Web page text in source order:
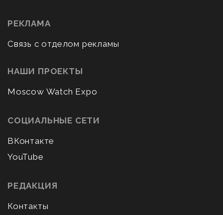
РЕКЛАМА
Связь с отделом рекламы
НАШИ ПРОЕКТЫ
Moscow Watch Expo
СОЦИАЛЬНЫЕ СЕТИ
ВКонтакте
YouTube
РЕДАКЦИЯ
Контакты